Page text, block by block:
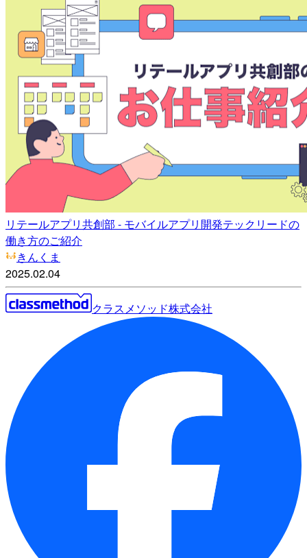
リテールアプリ共創部 - モバイルアプリ開発テックリードの
働き方のご紹介
きんくま
2025.02.04
クラスメソッド株式会社